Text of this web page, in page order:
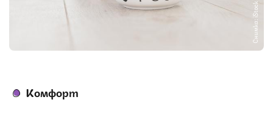
Снимка: iStock
Комфорт